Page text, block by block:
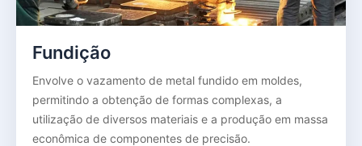
Fundição
Envolve o vazamento de metal fundido em moldes,
permitindo a obtenção de formas complexas, a
utilização de diversos materiais e a produção em massa
econômica de componentes de precisão.